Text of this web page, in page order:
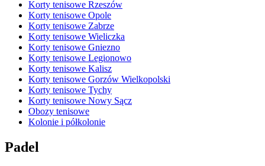
Korty tenisowe Rzeszów
Korty tenisowe Opole
Korty tenisowe Zabrze
Korty tenisowe Wieliczka
Korty tenisowe Gniezno
Korty tenisowe Legionowo
Korty tenisowe Kalisz
Korty tenisowe Gorzów Wielkopolski
Korty tenisowe Tychy
Korty tenisowe Nowy Sącz
Obozy tenisowe
Kolonie i półkolonie
Padel